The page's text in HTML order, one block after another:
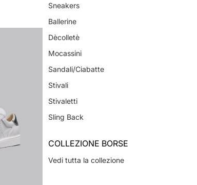
Sneakers
Ballerine
Dècolletè
Mocassini
Sandali/Ciabatte
Stivali
Stivaletti
Sling Back
COLLEZIONE BORSE
Vedi tutta la collezione